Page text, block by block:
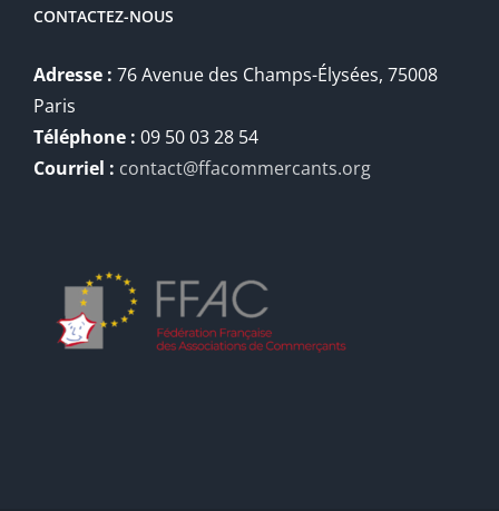
CONTACTEZ-NOUS
Adresse : 76 Avenue des Champs-Élysées, 75008
Paris
Téléphone : 09 50 03 28 54
Courriel : contact@ffacommercants.org